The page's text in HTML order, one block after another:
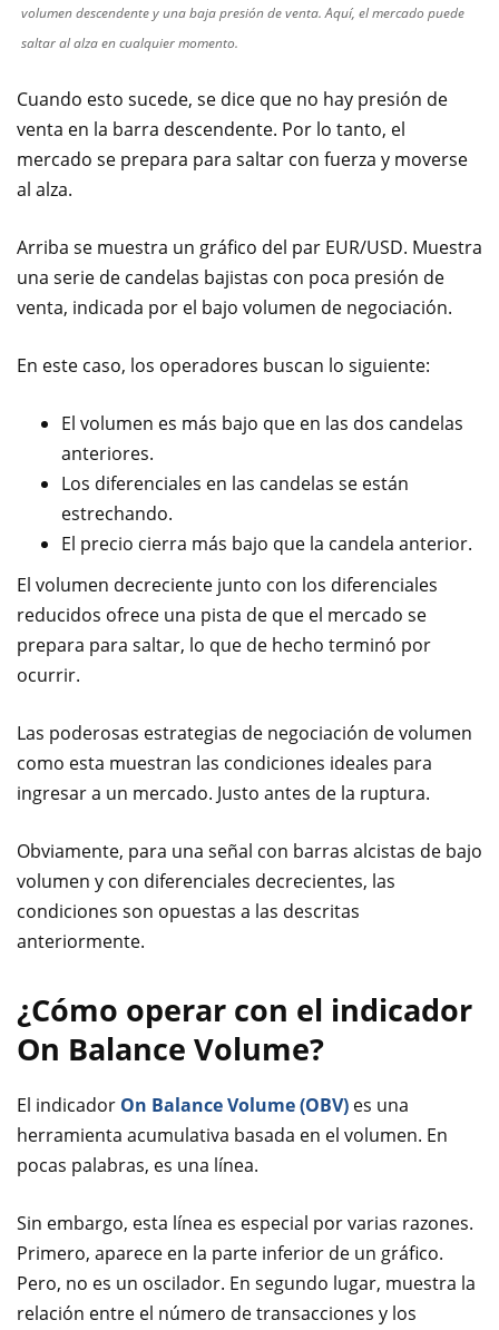
volumen descendente y una baja presión de venta. Aquí, el mercado puede
saltar al alza en cualquier momento.
Cuando esto sucede, se dice que no hay presión de
venta en la barra descendente. Por lo tanto, el
mercado se prepara para saltar con fuerza y moverse
al alza.
Arriba se muestra un gráfico del par EUR/USD. Muestra
una serie de candelas bajistas con poca presión de
venta, indicada por el bajo volumen de negociación.
En este caso, los operadores buscan lo siguiente:
El volumen es más bajo que en las dos candelas
anteriores.
Los diferenciales en las candelas se están
estrechando.
El precio cierra más bajo que la candela anterior.
El volumen decreciente junto con los diferenciales
reducidos ofrece una pista de que el mercado se
prepara para saltar, lo que de hecho terminó por
ocurrir.
Las poderosas estrategias de negociación de volumen
como esta muestran las condiciones ideales para
ingresar a un mercado. Justo antes de la ruptura.
Obviamente, para una señal con barras alcistas de bajo
volumen y con diferenciales decrecientes, las
condiciones son opuestas a las descritas
anteriormente.
¿Cómo operar con el indicador
On Balance Volume?
El indicador On Balance Volume (OBV) es una
herramienta acumulativa basada en el volumen. En
pocas palabras, es una línea.
Sin embargo, esta línea es especial por varias razones.
Primero, aparece en la parte inferior de un gráfico.
Pero, no es un oscilador. En segundo lugar, muestra la
relación entre el número de transacciones y los